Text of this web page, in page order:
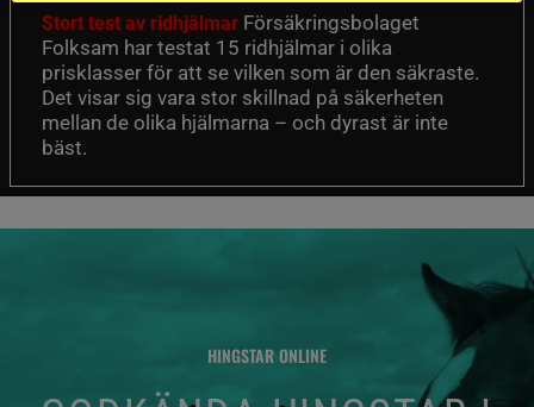
Stort test av ridhjälmar Försäkringsbolaget
Folksam har testat 15 ridhjälmar i olika
prisklasser för att se vilken som är den säkraste.
Det visar sig vara stor skillnad på säkerheten
mellan de olika hjälmarna – och dyrast är inte
bäst.
HINGSTAR ONLINE